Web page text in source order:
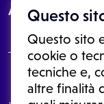
Questo
Questo sito
cookie o
tecniche e,
altre finalità
About
Le informazioni
In nessun caso,